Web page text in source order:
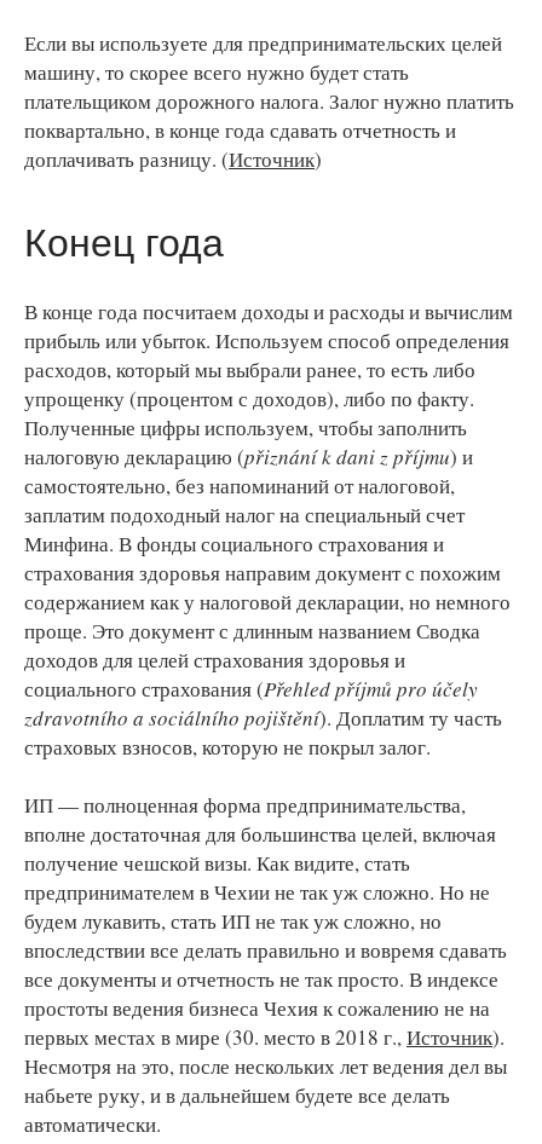
Если вы используете для предпринимательских целей
машину, то скорее всего нужно будет стать
плательщиком дорожного налога. Залог нужно платить
поквартально, в конце года сдавать отчетность и
доплачивать разницу. (Источник)
Конец года
В конце года посчитаем доходы и расходы и вычислим
прибыль или убыток. Используем способ определения
расходов, который мы выбрали ранее, то есть либо
упрощенку (процентом с доходов), либо по факту.
Полученные цифры используем, чтобы заполнить
налоговую декларацию (přiznání k dani z příjmu) и
самостоятельно, без напоминаний от налоговой,
заплатим подоходный налог на специальный счет
Минфина. В фонды социального страхования и
страхования здоровья направим документ с похожим
содержанием как у налоговой декларации, но немного
проще. Это документ с длинным названием Сводка
доходов для целей страхования здоровья и
социального страхования (Přehled příjmů pro účely
zdravotního a sociálního pojištění). Доплатим ту часть
страховых взносов, которую не покрыл залог.
ИП — полноценная форма предпринимательства,
вполне достаточная для большинства целей, включая
получение чешской визы. Как видите, стать
предпринимателем в Чехии не так уж сложно. Но не
будем лукавить, стать ИП не так уж сложно, но
впоследствии все делать правильно и вовремя сдавать
все документы и отчетность не так просто. В индексе
простоты ведения бизнеса Чехия к сожалению не на
первых местах в мире (30. место в 2018 г.,Источник).
Несмотря на это, после нескольких лет ведения дел вы
набьете руку, и в дальнейшем будете все делать
автоматически.